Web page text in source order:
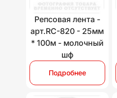
Репсовая лента -
арт.RC-820 - 25мм
* 100м - молочный
шф
Подробнее